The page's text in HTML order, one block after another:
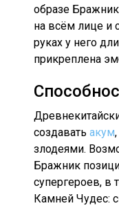
образе
на всём лице и
руках у него
прикреплена
создавать акум
злодеями.
Бражник
супергероев, в
Камней Чудес: